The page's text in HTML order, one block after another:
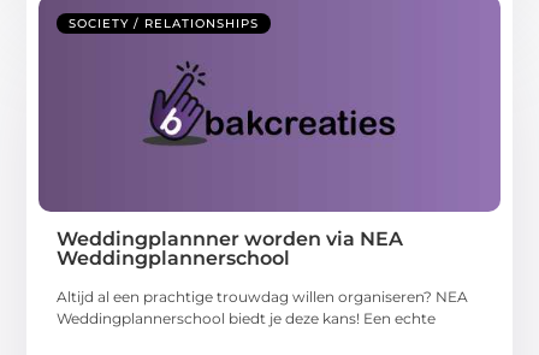
SOCIETY / RELATIONSHIPS
Weddingplannner worden via NEA
Weddingplannerschool
Altijd al een prachtige trouwdag willen organiseren? NEA
Weddingplannerschool biedt je deze kans! Een echte